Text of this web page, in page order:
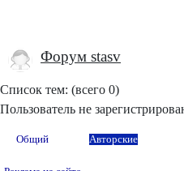
Форум stasv
Список тем: (всего 0)
Пользователь не
Общий Авторские